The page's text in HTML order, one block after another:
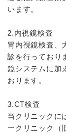
います。
2.内視鏡検査
胃内視鏡検査、
診を行っており
鏡システムに加
おります。
3.CT検査
当クリニックに
ークリニック（